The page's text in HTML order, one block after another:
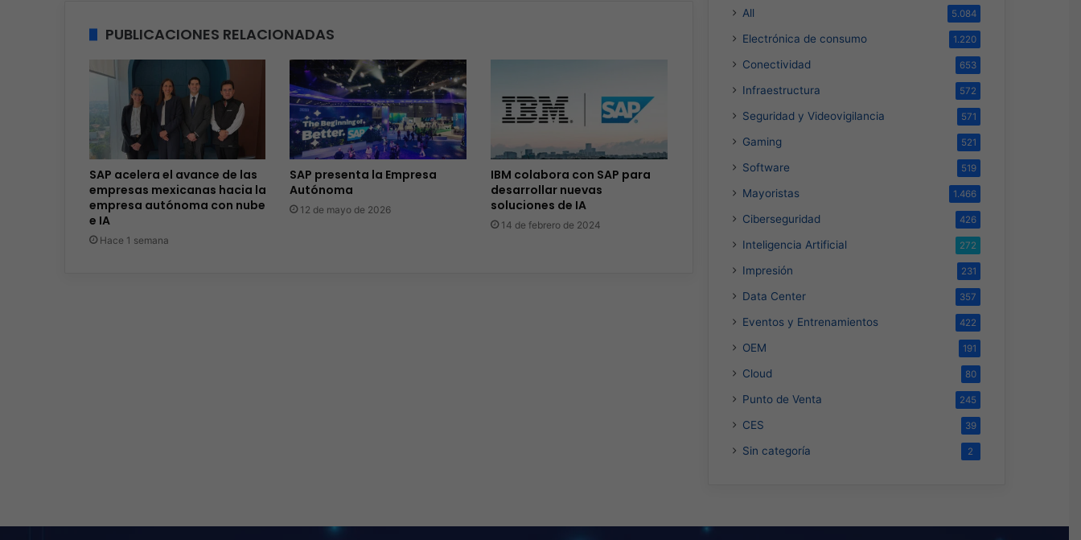
PUBLICACIONES RELACIONADAS
SAP acelera el avance de las
empresas mexicanas hacia la
empresa autónoma con nube
e IA
Hace 1 semana
SAP presenta la Empresa
Autónoma
12 de mayo de 2026
IBM colabora con SAP para
desarrollar nuevas
soluciones de IA
14 de febrero de 2024
All 5.084
Electrónica de consumo 1.220
Conectividad 653
Infraestructura 572
Seguridad y Videovigilancia 571
Gaming 521
Software 519
Mayoristas 1.466
Ciberseguridad 426
Inteligencia Artificial 272
Impresión 231
Data Center 357
Eventos y Entrenamientos 422
OEM 191
Cloud 80
Punto de Venta 245
CES 39
Sin categoría 2